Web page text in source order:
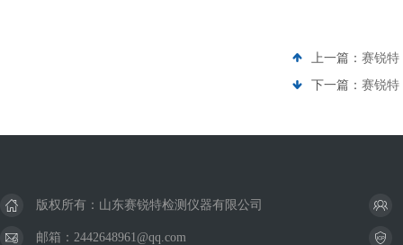
上一篇： 赛锐特
下一篇： 赛锐特
版权所有：山东赛锐特检测仪器有限公司
邮箱：2442648961@qq.com